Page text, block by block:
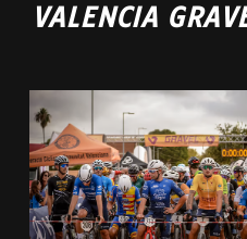
VALENCIA